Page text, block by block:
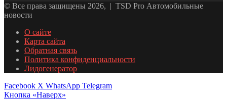
© Все права защищены 2026, | TSD Pro Автомобильные
новости
О сайте
Карта сайта
Обратная связь
Политика конфиденциальности
Лидогенератор
Facebook X WhatsApp Telegram
Кнопка «Наверх»